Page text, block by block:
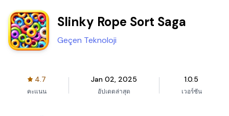
Slinky Rope Sort Saga
Geçen Teknoloji
4.7
คะแนน
Jan 02, 2025
อัปเดตล่าสุด
1.0.5
เวอร์ชัน